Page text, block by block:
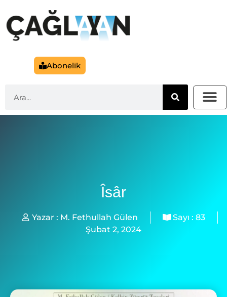
Abonelik
Îsâr
Yazar : M. Fethullah Gülen Sayı : 83
Şubat 2, 2024